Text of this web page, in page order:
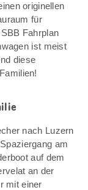
originellen
für
Fahrplan
ist meist
diese
nach Luzern
am
auf dem
an der
mit einer